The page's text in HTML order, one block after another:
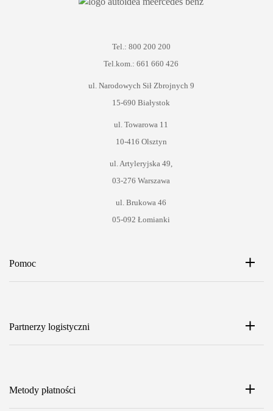
Tel.: 800 200 200
Tel.kom.: 661 660 426
ul. Narodowych Sił Zbrojnych 9
15-690 Białystok
ul. Towarowa 11
10-416 Olsztyn
ul. Artyleryjska 49,
03-276 Warszawa
ul. Brukowa 46
05-092 Łomianki
Pomoc
Partnerzy logistyczni
Metody płatności